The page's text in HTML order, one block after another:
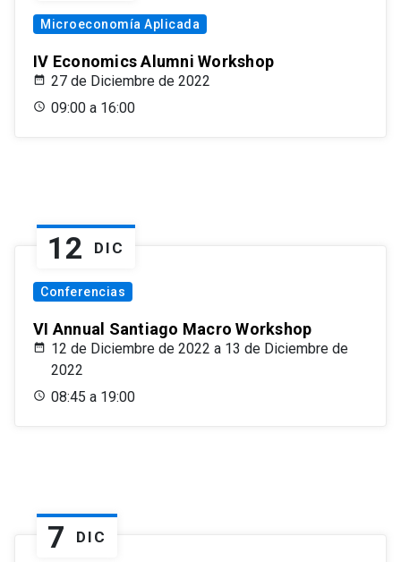
Microeconomía Aplicada
IV Economics Alumni Workshop
27 de Diciembre de 2022
09:00 a 16:00
12 DIC
Conferencias
VI Annual Santiago Macro Workshop
12 de Diciembre de 2022 a 13 de Diciembre de
2022
08:45 a 19:00
7 DIC